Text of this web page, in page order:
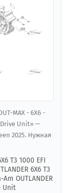
MAX - 6X6 -
Drive Unit» —
2025. Нужная
T3 1000 EFI
6X6 T3
OUTLANDER
Unit